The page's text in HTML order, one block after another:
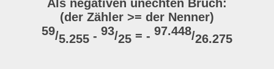
Als negativen unechten Bruch:
(der Zähler >= der Nenner)
59/5.255 - 93/25 = - 97.448/26.275